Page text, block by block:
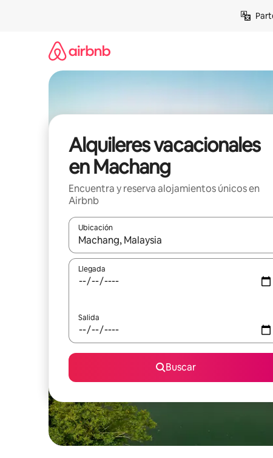
Alquileres vacacionales
en Machang
Encuentra y reserva alojamientos únicos en
Airbnb
Ubicación
Cuando los resultados estén disponibles, navega
Llegada
Salida
Buscar